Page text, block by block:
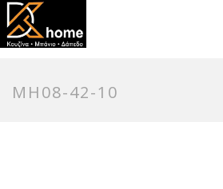
MH08-42-10